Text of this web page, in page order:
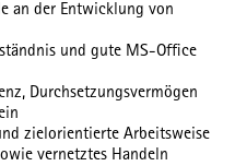
an der Entwicklung von
und gute MS-Office
Durchsetzungsvermögen
zielorientierte Arbeitsweise
vernetztes Handeln